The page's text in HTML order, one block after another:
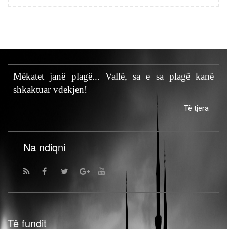
Mëkatet janë plagë... Vallë, sa e sa plagë kanë
shkaktuar vdekjen!
Të tjera
Na ndiqni
Të fundit